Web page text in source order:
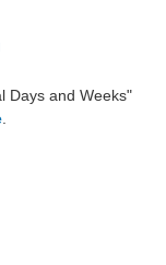
Days and Weeks"